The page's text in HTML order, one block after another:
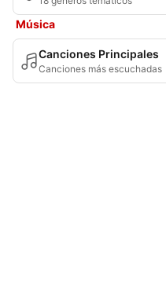
Música
Canciones Principales
Canciones más escuchadas